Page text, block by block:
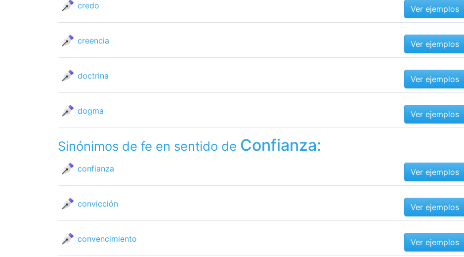
credo Ver ejemplos
creencia Ver ejemplos
doctrina Ver ejemplos
dogma Ver ejemplos
Sinónimos de fe en sentido de Confianza:
confianza Ver ejemplos
convicción Ver ejemplos
convencimiento Ver ejemplos